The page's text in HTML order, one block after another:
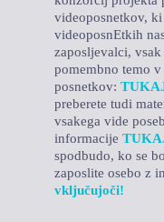
videoposnetkov,
videoposnEtkih
zaposljevalci,
pomembno temo
posnetkov:
preberete tudi
vsakega vide
informacije
spodbudo, ko se
zaposlite osebo z
vključujoči!